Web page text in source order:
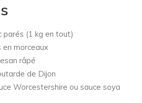
parés (1 kg en tout)
morceaux
râpé
de Dijon
Worcestershire ou sauce soya